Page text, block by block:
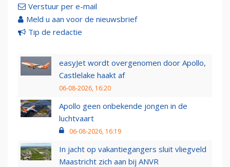
Verstuur per e-mail
Meld u aan voor de nieuwsbrief
Tip de redactie
easyJet wordt overgenomen door Apollo,
Castlelake haakt af
06-08-2026, 16:20
Apollo geen onbekende jongen in de
luchtvaart
06-08-2026, 16:19
In jacht op vakantiegangers sluit vliegveld
Maastricht zich aan bij ANVR